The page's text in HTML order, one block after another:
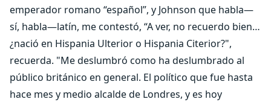
emperador romano “español”, y Johnson que habla—
sí, habla—latín, me contestó, “A ver, no recuerdo bien…
¿nació en Hispania Ulterior o Hispania Citerior?",
recuerda. "Me deslumbró como ha deslumbrado al
público británico en general. El político que fue hasta
hace mes y medio alcalde de Londres, y es hoy